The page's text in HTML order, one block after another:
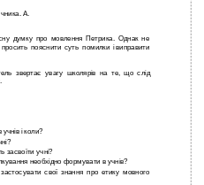
А.
думку про мовлення Петрика. Однак не
пояснити суть помилки і виправити
звертає увагу школярів на те, що слід
і коли?
засвоїти учні?
необхідно формувати в учнів?
свої знання про етику мовного